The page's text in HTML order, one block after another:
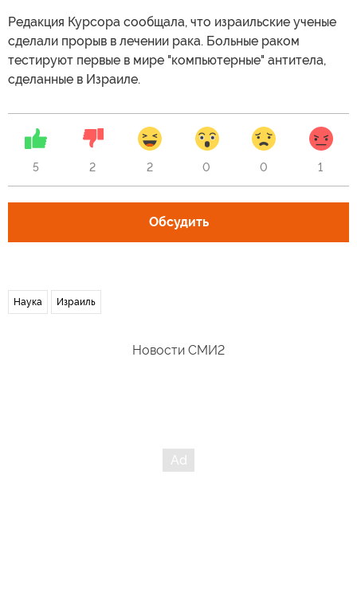
Редакция Курсора сообщала, что израильские ученые
сделали прорыв в лечении рака. Больные раком
тестируют первые в мире "компьютерные" антитела,
сделанные в Израиле.
5 2 2 0 0 1
Обсудить
Наука Израиль
Новости СМИ2